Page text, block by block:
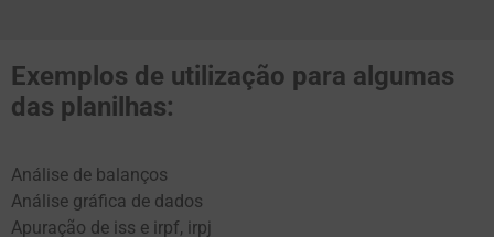
Exemplos de utilização para algumas
das planilhas:
Análise de balanços
Análise gráfica de dados
Apuração de iss e irpf, irpj